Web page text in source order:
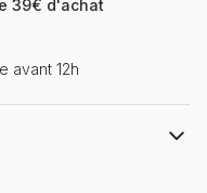
39€ d'achat
avant 12h